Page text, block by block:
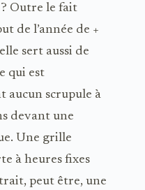
Outre le fait
de l’année de +
sert aussi de
qui est
aucun scrupule à
devant une
Une grille
à heures fixes
peut être, une